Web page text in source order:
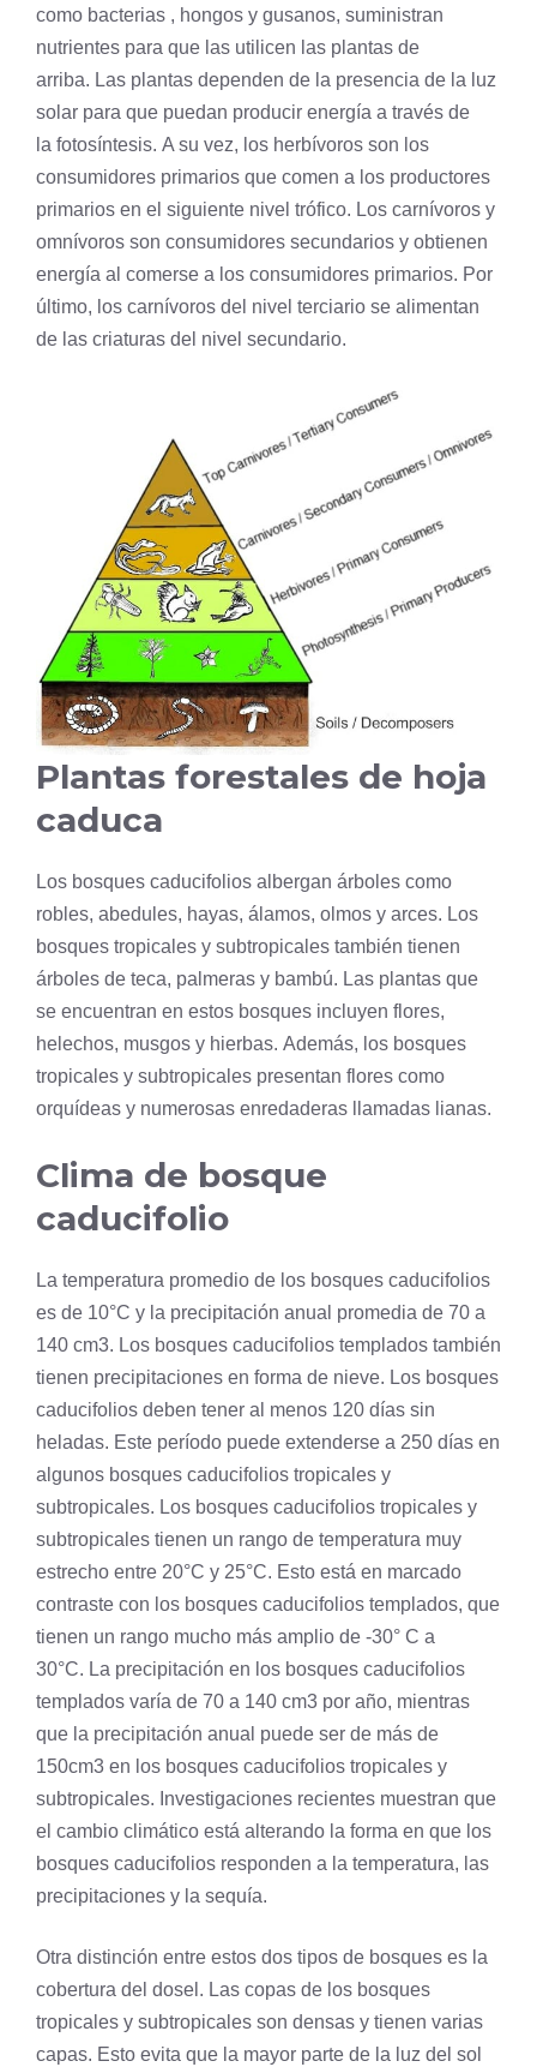
como bacterias , hongos y gusanos, suministran
nutrientes para que las utilicen las plantas de
arriba. Las plantas dependen de la presencia de la luz
solar para que puedan producir energía a través de
la fotosíntesis. A su vez, los herbívoros son los
consumidores primarios que comen a los productores
primarios en el siguiente nivel trófico. Los carnívoros y
omnívoros son consumidores secundarios y obtienen
energía al comerse a los consumidores primarios. Por
último, los carnívoros del nivel terciario se alimentan
de las criaturas del nivel secundario.
Plantas forestales de hoja
caduca
Los bosques caducifolios albergan árboles como
robles, abedules, hayas, álamos, olmos y arces. Los
bosques tropicales y subtropicales también tienen
árboles de teca, palmeras y bambú. Las plantas que
se encuentran en estos bosques incluyen flores,
helechos, musgos y hierbas. Además, los bosques
tropicales y subtropicales presentan flores como
orquídeas y numerosas enredaderas llamadas lianas.
Clima de bosque
caducifolio
La temperatura promedio de los bosques caducifolios
es de 10°C y la precipitación anual promedia de 70 a
140 cm3. Los bosques caducifolios templados también
tienen precipitaciones en forma de nieve. Los bosques
caducifolios deben tener al menos 120 días sin
heladas. Este período puede extenderse a 250 días en
algunos bosques caducifolios tropicales y
subtropicales. Los bosques caducifolios tropicales y
subtropicales tienen un rango de temperatura muy
estrecho entre 20°C y 25°C. Esto está en marcado
contraste con los bosques caducifolios templados, que
tienen un rango mucho más amplio de -30° C a
30°C. La precipitación en los bosques caducifolios
templados varía de 70 a 140 cm3 por año, mientras
que la precipitación anual puede ser de más de
150cm3 en los bosques caducifolios tropicales y
subtropicales. Investigaciones recientes muestran que
el cambio climático está alterando la forma en que los
bosques caducifolios responden a la temperatura, las
precipitaciones y la sequía.
Otra distinción entre estos dos tipos de bosques es la
cobertura del dosel. Las copas de los bosques
tropicales y subtropicales son densas y tienen varias
capas. Esto evita que la mayor parte de la luz del sol